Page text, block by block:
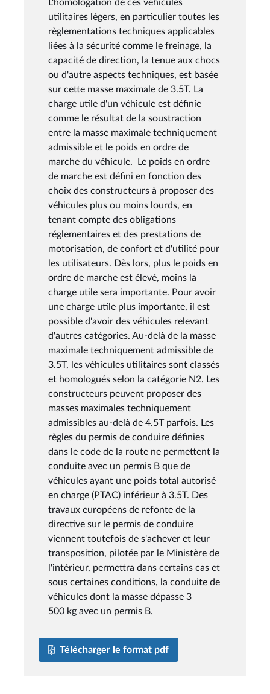
L'homologation de ces véhicules
utilitaires légers, en particulier toutes les
règlementations techniques applicables
liées à la sécurité comme le freinage, la
capacité de direction, la tenue aux chocs
ou d'autre aspects techniques, est basée
sur cette masse maximale de 3.5T. La
charge utile d'un véhicule est définie
comme le résultat de la soustraction
entre la masse maximale techniquement
admissible et le poids en ordre de
marche du véhicule. Le poids en ordre
de marche est défini en fonction des
choix des constructeurs à proposer des
véhicules plus ou moins lourds, en
tenant compte des obligations
réglementaires et des prestations de
motorisation, de confort et d'utilité pour
les utilisateurs. Dès lors, plus le poids en
ordre de marche est élevé, moins la
charge utile sera importante. Pour avoir
une charge utile plus importante, il est
possible d'avoir des véhicules relevant
d'autres catégories. Au-delà de la masse
maximale techniquement admissible de
3.5T, les véhicules utilitaires sont classés
et homologués selon la catégorie N2. Les
constructeurs peuvent proposer des
masses maximales techniquement
admissibles au-delà de 4.5T parfois. Les
règles du permis de conduire définies
dans le code de la route ne permettent la
conduite avec un permis B que de
véhicules ayant une poids total autorisé
en charge (PTAC) inférieur à 3.5T. Des
travaux européens de refonte de la
directive sur le permis de conduire
viennent toutefois de s'achever et leur
transposition, pilotée par le Ministère de
l'intérieur, permettra dans certains cas et
sous certaines conditions, la conduite de
véhicules dont la masse dépasse 3
500 kg avec un permis B.
Télécharger le format pdf